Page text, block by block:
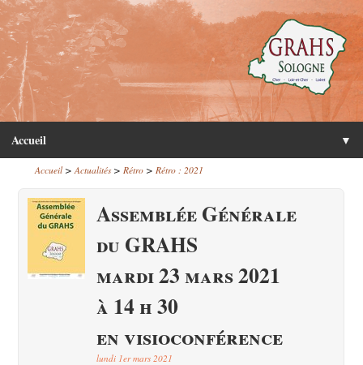
Accueil ▼
Accueil> Actualités> Rétro> Rétro : 2021
Assemblée Générale
du GRAHS
mardi 23 mars 2021
à 14 h 30
en visioconférence
lundi 1er mars 2021